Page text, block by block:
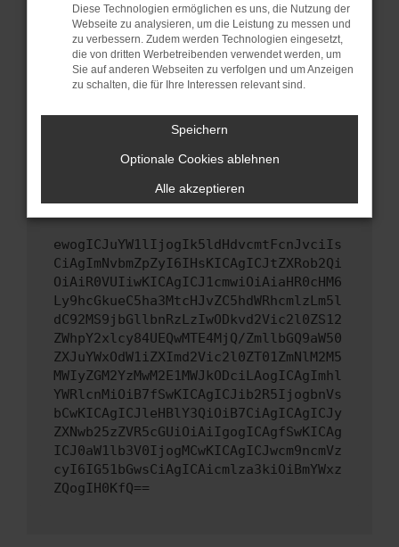
Veraltete Software birgt nicht nur ein
Sicherheitsrisiko, sondern kann auch dazu
führen, dass bestimmte Funktionen nicht mehr
unterstützt werden.
Wenn du alle oben genannten Schritte versucht
versuchen, das Problem zu beheben. Du kannst
uns diesen Text schicken, um uns bei der
Fehlersuche zu unterstützen:
ewogICJuYW1lIjogIk5ldHdvcmtFcnJvciIs
CiAgImNvbmZpZyI6IHsKICAgICJtZXRob2Qi
OiAiR0VUIiwKICAgICJ1cmwiOiAiaHR0cHM6
Ly9hcGkueC5ha3MtcHJvZC5hdWRhcmlzLm5l
dC92MS9jbGllbnRzLzIwODkvd2Vic2l0ZS12
ZWhpY2xlcy84UEQwMTE4MjQ/ZmllbGQ9aW50
ZXJuYWxOdW1iZXImd2Vic2l0ZT01ZmNlM2M5
MWIyZGM2YzMwM2E1MWJkODciLAogICAgImhl
YWRlcnMiOiB7fSwKICAgICJib2R5IjogbnVs
bCwKICAgICJleHBlY3QiOiB7CiAgICAgICJy
ZXNwb25zZVR5cGUiOiAiIgogICAgfSwKICAg
ICJ0aW1lb3V0IjogMCwKICAgICJwcm9ncmVz
cyI6IG51bGwsCiAgICAicmlza3kiOiBmYWxz
ZQogIH0KfQ==
Diese Technologien ermöglichen es uns, die Nutzung der
Webseite zu analysieren, um die Leistung zu messen und
zu verbessern. Zudem werden Technologien eingesetzt,
die von dritten Werbetreibenden verwendet werden, um
Sie auf anderen Webseiten zu verfolgen und um Anzeigen
zu schalten, die für Ihre Interessen relevant sind.
Speichern
Optionale Cookies ablehnen
Alle akzeptieren